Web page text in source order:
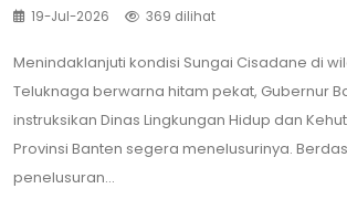
19-Jul-2026 369 dilihat
Menindaklanjuti kondisi Sungai Cisadane di
Teluknaga berwarna hitam pekat, Gubernur
instruksikan Dinas Lingkungan Hidup dan
Provinsi Banten segera menelusurinya.
penelusuran...